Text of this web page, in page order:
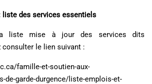
liste des services essentiels
liste mise à jour des services dits
le lien suivant :
famille-et-soutien-aux-
de-garde-durgence/liste-emplois-et-